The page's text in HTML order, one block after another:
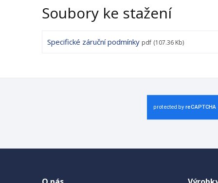
Soubory ke stažení
Specifické záruční podmínky pdf (107.36 Kb)